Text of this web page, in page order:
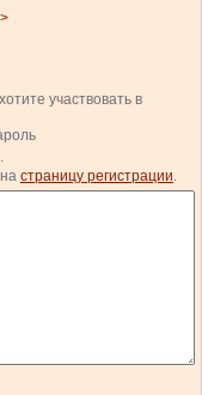
участвовать в
.
страницу регистрации.